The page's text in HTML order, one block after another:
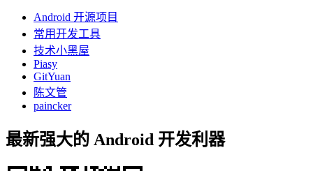
Android 开源项目
常用开发工具
技术小黑屋
Piasy
GitYuan
陈文管
paincker
最新强大的 Android 开发利器